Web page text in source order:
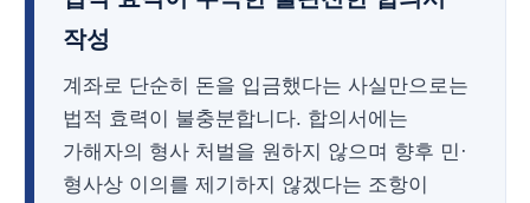
작성
계좌로 단순히 돈을 입금했다는 사실만으로는
법적 효력이 불충분합니다. 합의서에는
가해자의 형사 처벌을 원하지 않으며 향후 민·
형사상 이의를 제기하지 않겠다는 조항이